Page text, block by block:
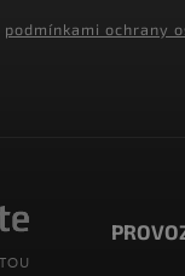
podmínkami ochrany